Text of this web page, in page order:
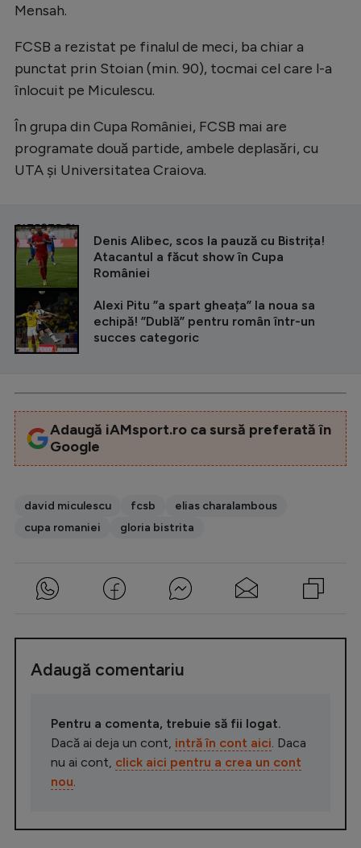
Mensah.
FCSB a rezistat pe finalul de meci, ba chiar a
punctat prin Stoian (min. 90), tocmai cel care l-a
înlocuit pe Miculescu.
În grupa din Cupa României, FCSB mai are
programate două partide, ambele deplasări, cu
UTA și Universitatea Craiova.
CITEȘTE ȘI
Denis Alibec, scos la pauză cu Bistrița!
Atacantul a făcut show în Cupa
României
Alexi Pitu ”a spart gheața” la noua sa
echipă! ”Dublă” pentru român într-un
succes categoric
Adaugă iAMsport.ro ca sursă preferată în
Google
david miculescu fcsb
elias charalambous
cupa romaniei
gloria bistrita
Adaugă comentariu
Pentru a comenta, trebuie să fii logat.
Dacă ai deja un cont, intră în cont aici . Daca
nu ai cont, click aici pentru a crea un cont
nou